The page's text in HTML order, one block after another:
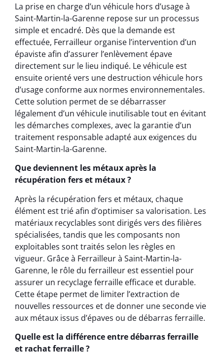
La prise en charge d’un véhicule hors d’usage à
Saint-Martin-la-Garenne repose sur un processus
simple et encadré. Dès que la demande est
effectuée, Ferrailleur organise l’intervention d’un
épaviste afin d’assurer l’enlèvement épave
directement sur le lieu indiqué. Le véhicule est
ensuite orienté vers une destruction véhicule hors
d’usage conforme aux normes environnementales.
Cette solution permet de se débarrasser
légalement d’un véhicule inutilisable tout en évitant
les démarches complexes, avec la garantie d’un
traitement responsable adapté aux exigences du
Saint-Martin-la-Garenne.
Que deviennent les métaux après la
récupération fers et métaux ?
Après la récupération fers et métaux, chaque
élément est trié afin d’optimiser sa valorisation. Les
matériaux recyclables sont dirigés vers des filières
spécialisées, tandis que les composants non
exploitables sont traités selon les règles en
vigueur. Grâce à Ferrailleur à Saint-Martin-la-
Garenne, le rôle du ferrailleur est essentiel pour
assurer un recyclage ferraille efficace et durable.
Cette étape permet de limiter l’extraction de
nouvelles ressources et de donner une seconde vie
aux métaux issus d’épaves ou de débarras ferraille.
Quelle est la différence entre débarras ferraille
et rachat ferraille ?